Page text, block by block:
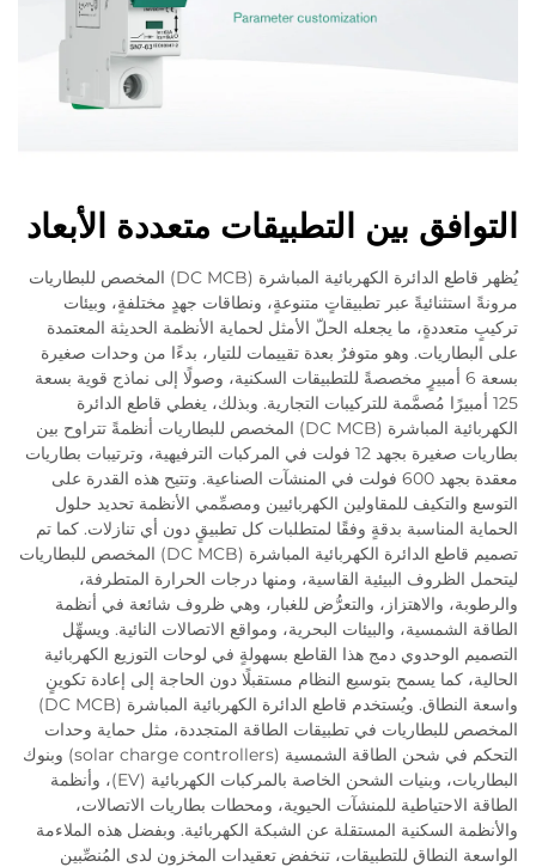
التوافق بين التطبيقات متعددة الأبعاد
يُظهر قاطع الدائرة الكهربائية المباشرة (DC MCB) المخصص للبطاريات
مرونةً استثنائيةً عبر تطبيقاتٍ متنوعةٍ، ونطاقات جهدٍ مختلفةٍ، وبيئات
تركيبٍ متعددةٍ، ما يجعله الحلّ الأمثل لحماية الأنظمة الحديثة المعتمدة
على البطاريات. وهو متوفرٌ بعدة تقييمات للتيار، بدءًا من وحدات صغيرة
بسعة 6 أمبيرٍ مخصصةً للتطبيقات السكنية، وصولًا إلى نماذج قوية بسعة
125 أمبيرًا مُصمَّمة للتركيبات التجارية. وبذلك، يغطي قاطع الدائرة
الكهربائية المباشرة (DC MCB) المخصص للبطاريات أنظمةً تتراوح بين
بطاريات صغيرة بجهد 12 فولت في المركبات الترفيهية، وترتيبات بطاريات
معقدة بجهد 600 فولت في المنشآت الصناعية. وتتيح هذه القدرة على
التوسع والتكيف للمقاولين الكهربائيين ومصمِّمي الأنظمة تحديد حلول
الحماية المناسبة بدقةٍ وفقًا لمتطلبات كل تطبيقٍ دون أي تنازلات. كما تم
تصميم قاطع الدائرة الكهربائية المباشرة (DC MCB) المخصص للبطاريات
ليتحمل الظروف البيئية القاسية، ومنها درجات الحرارة المتطرفة،
والرطوبة، والاهتزاز، والتعرُّض للغبار، وهي ظروف شائعة في أنظمة
الطاقة الشمسية، والبيئات البحرية، ومواقع الاتصالات النائية. ويسهِّل
التصميم الوحدوي دمج هذا القاطع بسهولةٍ في لوحات التوزيع الكهربائية
الحالية، كما يسمح بتوسيع النظام مستقبلًا دون الحاجة إلى إعادة تكوينٍ
واسعة النطاق. ويُستخدم قاطع الدائرة الكهربائية المباشرة (DC MCB)
المخصص للبطاريات في تطبيقات الطاقة المتجددة، مثل حماية وحدات
التحكم في شحن الطاقة الشمسية (solar charge controllers) وبنوك
البطاريات، وبنيات الشحن الخاصة بالمركبات الكهربائية (EV)، وأنظمة
الطاقة الاحتياطية للمنشآت الحيوية، ومحطات بطاريات الاتصالات،
والأنظمة السكنية المستقلة عن الشبكة الكهربائية. وبفضل هذه الملاءمة
الواسعة النطاق للتطبيقات، تنخفض تعقيدات المخزون لدى المُنصِّبين